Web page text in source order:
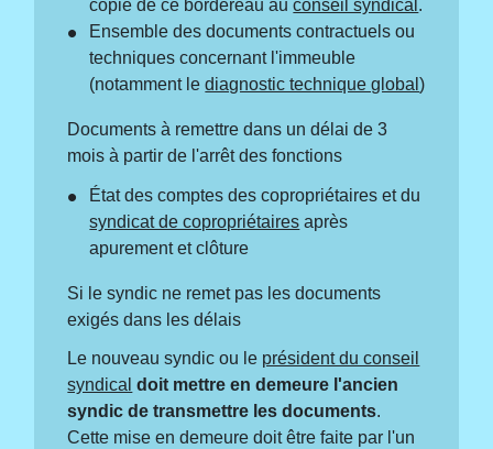
copie de ce bordereau auconseil syndical .
Ensemble des documents contractuels ou
techniques concernant l'immeuble
(notamment lediagnostic technique global)
Documents à remettre dans un délai de 3
mois à partir de l'arrêt des fonctions
État des comptes des copropriétaires et du
syndicat de copropriétaires après
apurement et clôture
Si le syndic ne remet pas les documents
exigés dans les délais
Le nouveau syndic ou le président du conseil
syndical doit mettre en demeure l'ancien
syndic de transmettre les documents.
Cette mise en demeure doit être faite par l'un